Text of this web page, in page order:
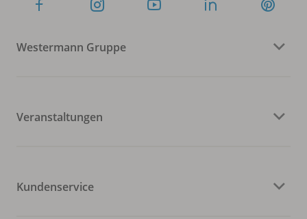
Westermann Gruppe
Veranstaltungen
Kundenservice